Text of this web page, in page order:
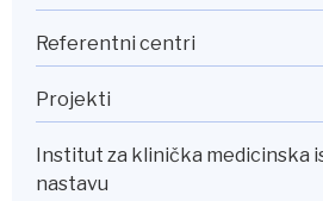
Referentni centri
Projekti
Institut za klinička medicinska
nastavu